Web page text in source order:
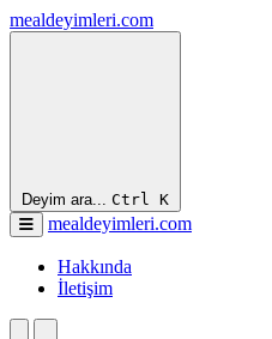
mealdeyimleri.com
Deyim ara... Ctrl K
mealdeyimleri.com
Hakkında
İletişim